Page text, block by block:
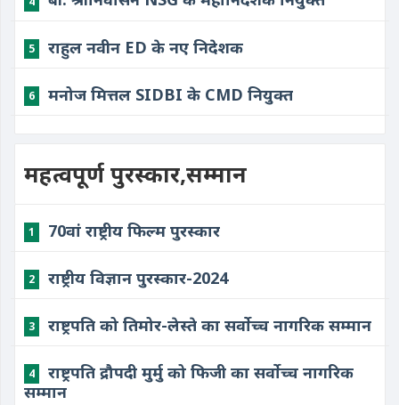
5 राहुल नवीन ED के नए निदेशक
6 मनोज मित्तल SIDBI के CMD नियुक्त
महत्वपूर्ण पुरस्कार,सम्मान
1 70वां राष्ट्रीय फिल्म पुरस्कार
2 राष्ट्रीय विज्ञान पुरस्कार-2024
3 राष्ट्रपति को तिमोर-लेस्ते का सर्वोच्च नागरिक सम्मान
4
राष्ट्रपति द्रौपदी मुर्मु को फिजी का सर्वोच्च नागरिक
सम्मान